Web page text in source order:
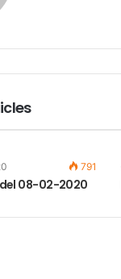
791
08-02-2020